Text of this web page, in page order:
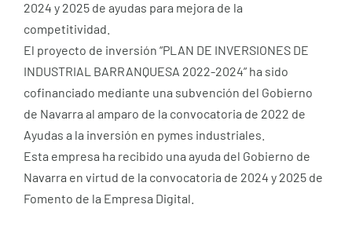
2024 y 2025 de ayudas para mejora de la
competitividad.
El proyecto de inversión “PLAN DE INVERSIONES DE
INDUSTRIAL BARRANQUESA 2022-2024” ha sido
cofinanciado mediante una subvención del Gobierno
de Navarra al amparo de la convocatoria de 2022 de
Ayudas a la inversión en pymes industriales.
Esta empresa ha recibido una ayuda del Gobierno de
Navarra en virtud de la convocatoria de 2024 y 2025 de
Fomento de la Empresa Digital.